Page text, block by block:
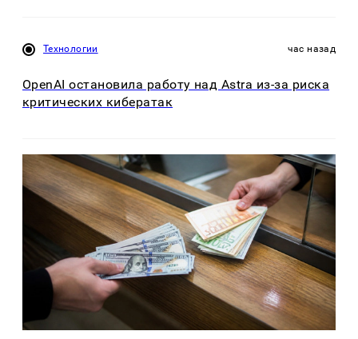
Технологии час назад
OpenAI остановила работу над Astra из-за риска
критических кибератак